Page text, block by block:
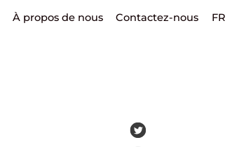
À propos de nous Contactez-nous FR